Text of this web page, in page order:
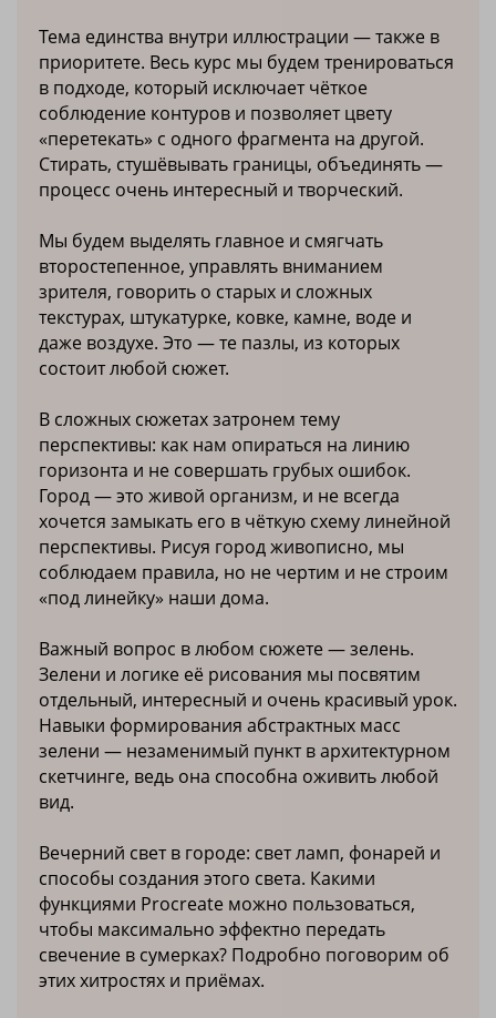
Тема единства внутри иллюстрации — также в
приоритете. Весь курс мы будем тренироваться
в подходе, который исключает чёткое
соблюдение контуров и позволяет цвету
«перетекать» с одного фрагмента на другой.
Стирать, стушёвывать границы, объединять —
процесс очень интересный и творческий.
Мы будем выделять главное и смягчать
второстепенное, управлять вниманием
зрителя, говорить о старых и сложных
текстурах, штукатурке, ковке, камне, воде и
даже воздухе. Это — те пазлы, из которых
состоит любой сюжет.
В сложных сюжетах затронем тему
перспективы: как нам опираться на линию
горизонта и не совершать грубых ошибок.
Город — это живой организм, и не всегда
хочется замыкать его в чёткую схему линейной
перспективы. Рисуя город живописно, мы
соблюдаем правила, но не чертим и не строим
«под линейку» наши дома.
Важный вопрос в любом сюжете — зелень.
Зелени и логике её рисования мы посвятим
отдельный, интересный и очень красивый урок.
Навыки формирования абстрактных масс
зелени — незаменимый пункт в архитектурном
скетчинге, ведь она способна оживить любой
вид.
Вечерний свет в городе: свет ламп, фонарей и
способы создания этого света. Какими
функциями Procreate можно пользоваться,
чтобы максимально эффектно передать
свечение в сумерках? Подробно поговорим об
этих хитростях и приёмах.